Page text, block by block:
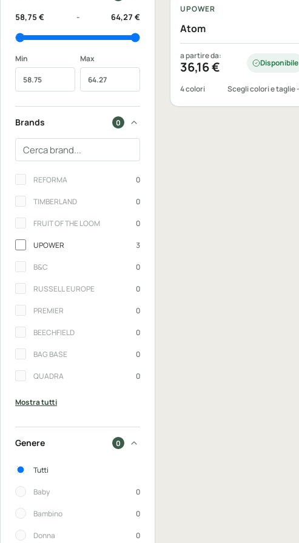
58,75 € - 64,27 €
Min Max
Brands 0
Cerca un brand
BrandsREFORMA 0
TIMBERLAND 0
FRUIT OF THE LOOM 0
UPOWER 3
B&C 0
RUSSELL EUROPE 0
PREMIER 0
BEECHFIELD 0
BAG BASE 0
QUADRA 0
Mostra tutti
Genere 0
Genere
Tutti
Baby 0
Bambino 0
Donna 0
UPOWER
Atom
a partire da:
36,16€ Disponibile
4 colori Scegli colori e taglie